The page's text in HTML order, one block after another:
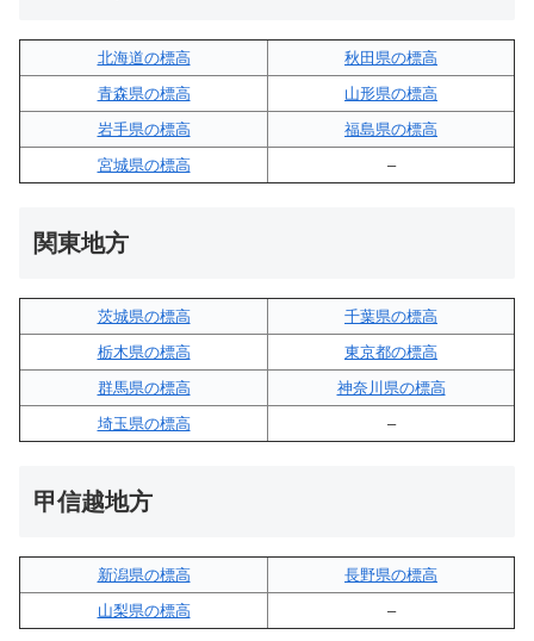
北海道の標高
秋田県の標高
青森県の標高
山形県の標高
岩手県の標高
福島県の標高
宮城県の標高
–
関東地方
茨城県の標高
千葉県の標高
栃木県の標高
東京都の標高
群馬県の標高
神奈川県の標高
埼玉県の標高
–
甲信越地方
新潟県の標高
長野県の標高
山梨県の標高
–